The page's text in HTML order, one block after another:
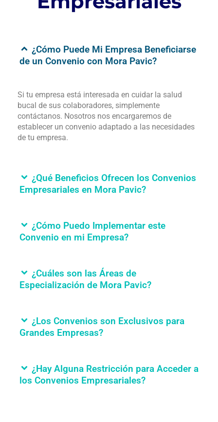
¿Cómo Puede Mi Empresa Beneficiarse
de un Convenio con Mora Pavic?
Si tu empresa está interesada en cuidar la salud
bucal de sus colaboradores, simplemente
contáctanos. Nosotros nos encargaremos de
establecer un convenio adaptado a las necesidades
de tu empresa.
¿Qué Beneficios Ofrecen los Convenios
Empresariales en Mora Pavic?
¿Cómo Puedo Implementar este
Convenio en mi Empresa?
¿Cuáles son las Áreas de
Especialización de Mora Pavic?
¿Los Convenios son Exclusivos para
Grandes Empresas?
¿Hay Alguna Restricción para Acceder a
los Convenios Empresariales?